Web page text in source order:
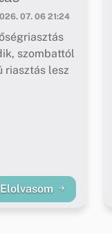
07. 06 21:24
szombattól
riasztás lesz
Elolvasom